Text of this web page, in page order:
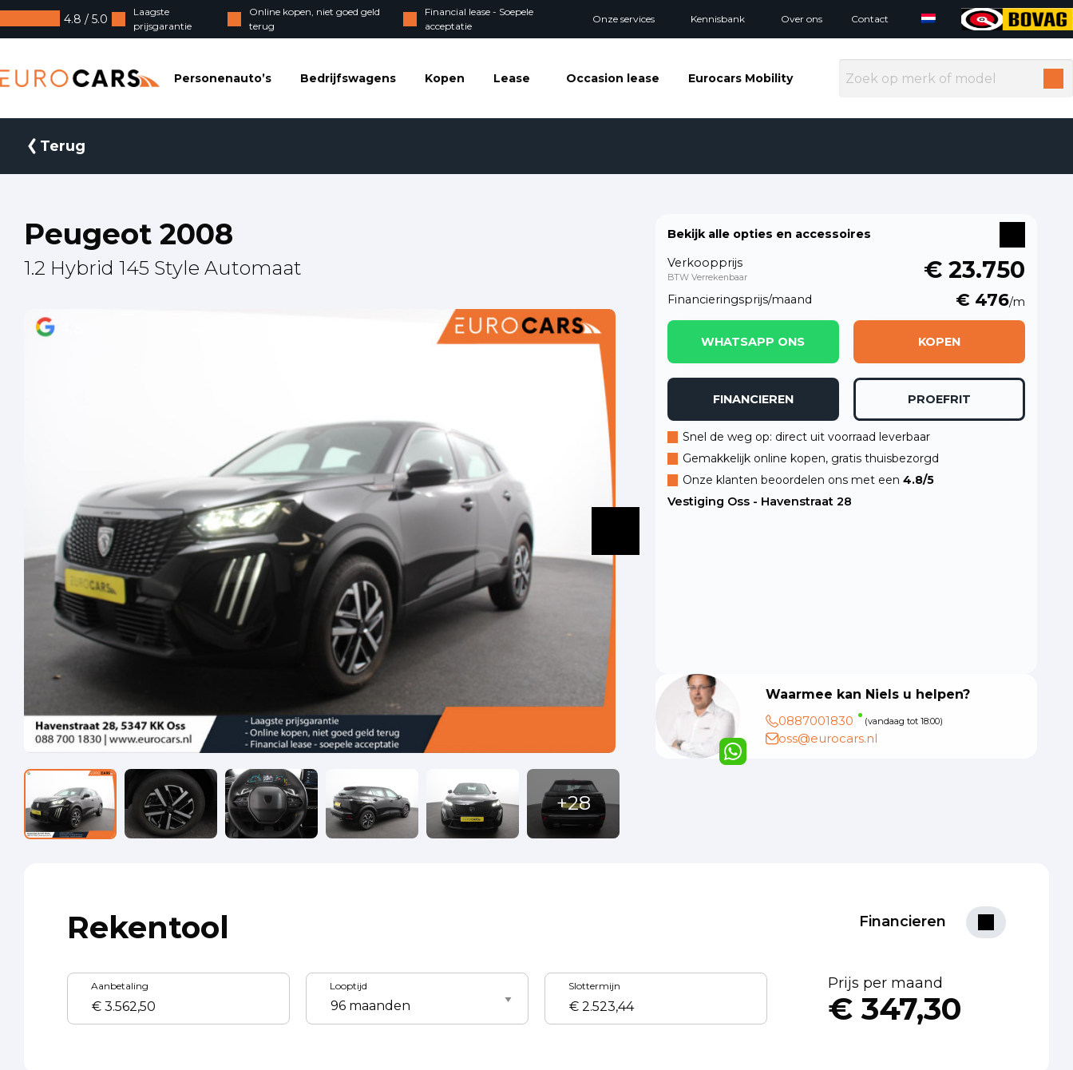
4.8 / 5.0
Laagste
prijsgarantie
Online kopen, niet goed geld
terug
Financial lease - Soepele
acceptatie
Onze services Kennisbank Over ons Contact
Personenauto’s
Bedrijfswagens Kopen Lease Occasion lease Eurocars Mobility
Terug
Peugeot 2008
1.2 Hybrid 145 Style Automaat
Bekijk alle opties en accessoires
Verkoopprijs
BTW Verrekenbaar € 23.750
Financieringsprijs/maand € 476/m
WHATSAPP ONS KOPEN
FINANCIEREN PROEFRIT
Snel de weg op: direct uit voorraad leverbaar
Gemakkelijk online kopen, gratis thuisbezorgd
Onze klanten beoordelen ons met een 4.8/5
Vestiging Oss - Havenstraat 28
Waarmee kan Niels u helpen?
0887001830
(vandaag tot 18:00)
oss@eurocars.nl
Rekentool Financieren
Aanbetaling Looptijd Slottermijn Prijs per maand
€ 347,30